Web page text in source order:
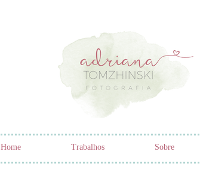
Home Trabalhos Sobre